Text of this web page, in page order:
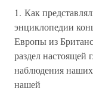
1. Как
энциклопедии
Европы из
раздел настоящей
наблюдения
нашей